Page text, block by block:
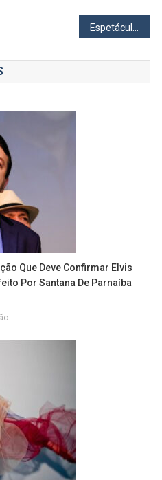
Que Deve Confirmar Elvis
Por Santana De Parnaíba